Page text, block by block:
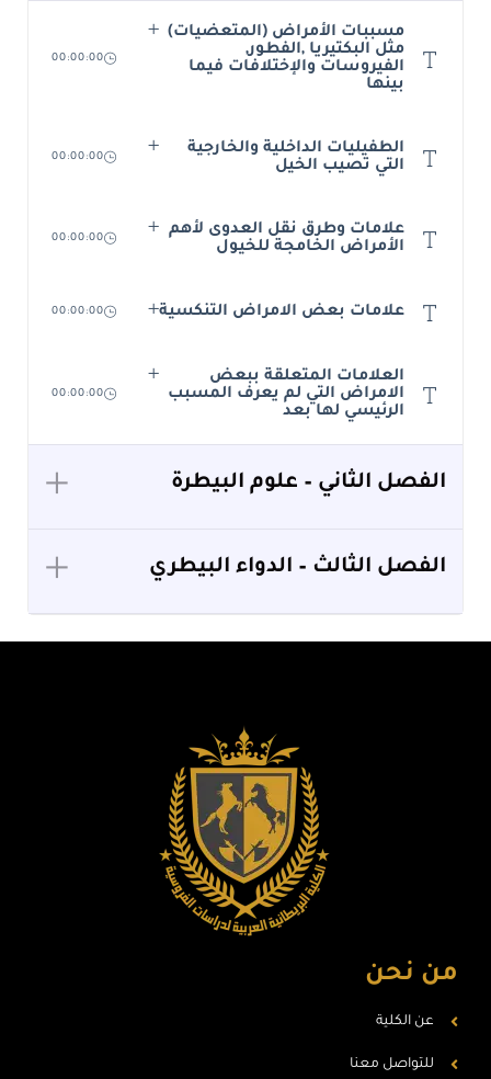
مسببات الأمراض (المتعضيات)
مثل البكتيريا ,الفطور,
الفيروسات والإختلافات فيما
بينها
00:00:00
الطفيليات الداخلية والخارجية
التي تصيب الخيل
00:00:00
علامات وطرق نقل العدوى لأهم
الأمراض الخامجة للخيول
00:00:00
علامات بعض الامراض التنكسية 00:00:00
العلامات المتعلقة ببعض
الامراض التي لم يعرف المسبب
الرئيسي لها بعد
00:00:00
الفصل الثاني – علوم البيطرة
الفصل الثالث – الدواء البيطري
من نحن
عن الكلية
للتواصل معنا